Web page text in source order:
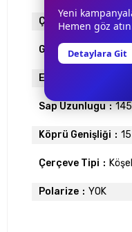
Çerçeve Materyali
Gövde Rengi
Ekartman
Sap Uzunlugu 145
Köprü Genişliği 15
Çerçeve Tipi
Polarize YOK
Yeni
Hemen göz
Detaylara Git